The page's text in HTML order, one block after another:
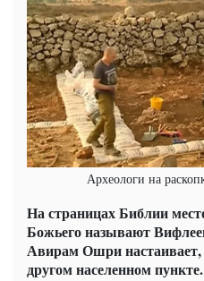
Археологи на
На страницах Библии
Божьего называют
Авирам Ошри настаивает,
другом населенном пункте.